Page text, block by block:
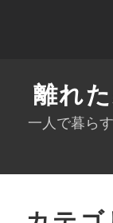
離れ
一人で暮ら